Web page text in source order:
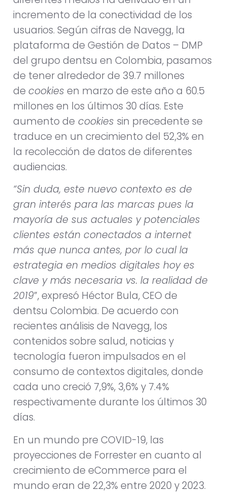
incremento de la conectividad de los
usuarios. Según cifras de Navegg, la
plataforma de Gestión de Datos – DMP
del grupo dentsu en Colombia, pasamos
de tener alrededor de 39.7 millones
de cookies en marzo de este año a 60.5
millones en los últimos 30 días. Este
aumento de cookies sin precedente se
traduce en un crecimiento del 52,3% en
la recolección de datos de diferentes
audiencias.
“Sin duda, este nuevo contexto es de
gran interés para las marcas pues la
mayoría de sus actuales y potenciales
clientes están conectados a internet
más que nunca antes, por lo cual la
estrategia en medios digitales hoy es
clave y más necesaria vs. la realidad de
2019”, expresó Héctor Bula, CEO de
dentsu Colombia. De acuerdo con
recientes análisis de Navegg, los
contenidos sobre salud, noticias y
tecnología fueron impulsados en el
consumo de contextos digitales, donde
cada uno creció 7,9%, 3,6% y 7.4%
respectivamente durante los últimos 30
días.
En un mundo pre COVID-19, las
proyecciones de Forrester en cuanto al
crecimiento de eCommerce para el
mundo eran de 22,3% entre 2020 y 2023.